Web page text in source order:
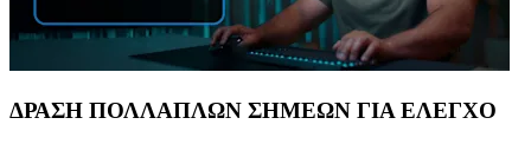
ΔΡΑΣΗ ΠΟΛΛΑΠΛΩΝ ΣΗΜΕΩΝ ΓΙΑ ΕΛΕΓΧΟ